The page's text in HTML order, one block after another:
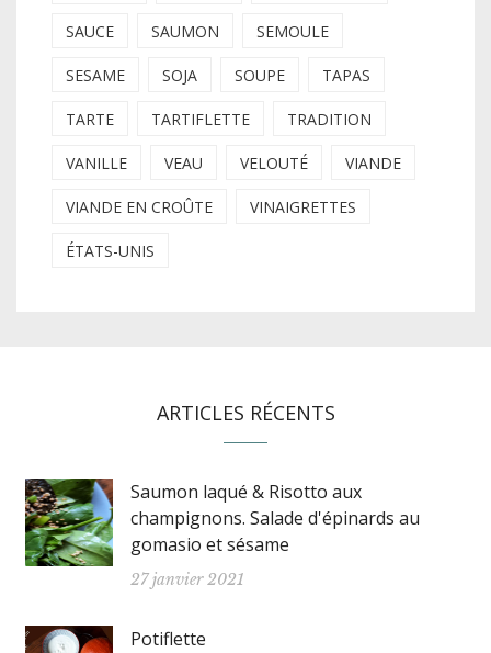
SAUCE SAUMON SEMOULE
SESAME SOJA SOUPE TAPAS
TARTE TARTIFLETTE TRADITION
VANILLE VEAU VELOUTÉ VIANDE
VIANDE EN CROÛTE VINAIGRETTES
ÉTATS-UNIS
ARTICLES RÉCENTS
Saumon laqué & Risotto aux
champignons. Salade d'épinards au
gomasio et sésame
27 janvier 2021
Potiflette